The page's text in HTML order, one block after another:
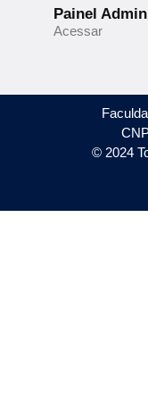
Painel
Acessar
© 2024